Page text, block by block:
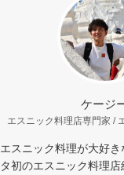
ケージ
エスニック料理店専門家 /
エスニック料理が大好
タ初のエスニック料理